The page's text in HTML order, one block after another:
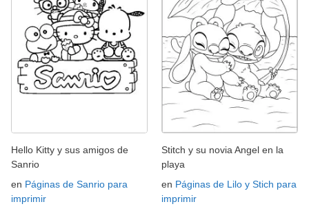
Hello Kitty y sus amigos de
Sanrio
en Páginas de Sanrio para
imprimir
Stitch y su novia Angel en la
playa
en Páginas de Lilo y Stich para
imprimir